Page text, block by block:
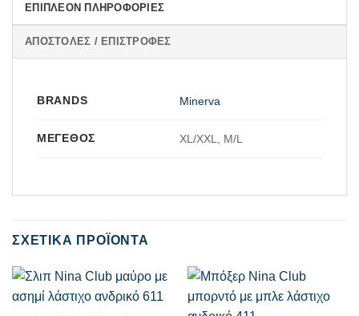
ΕΠΙΠΛΈΟΝ ΠΛΗΡΟΦΟΡΊΕΣ
ΑΠΟΣΤΟΛΈΣ / ΕΠΙΣΤΡΟΦΈΣ
BRANDS Minerva
ΜΈΓΕΘΟΣ XL/XXL, M/L
ΣΧΕΤΙΚΆ ΠΡΟΪΌΝΤΑ